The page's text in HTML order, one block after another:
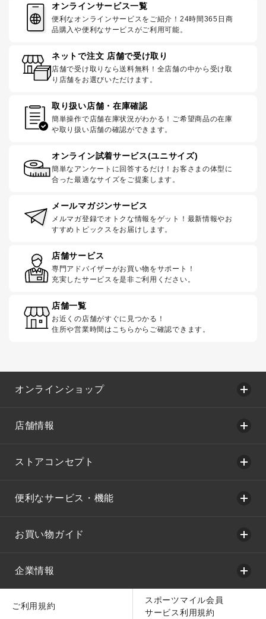
オンラインサービス一覧
便利なオンラインサービスをご紹介！24時間365日商
品購入や便利なサービスがご利用可能。
ネットで注文 店舗で受け取り
店舗で受け取りなら送料無料！全店舗の中から受け取
り店舗をお選びいただけます。
取り扱い店舗・在庫確認
簡単操作で店舗在庫状況がわかる！ご希望商品の在庫
や取り扱い店舗の確認ができます。
オンライン試着サービス(ユニサイズ)
簡単なアンケートに回答するだけ！お客さまの体型に
合った最適なサイズをご提案します。
メールマガジンサービス
メルマガ登録でオトクな情報をゲット！最新情報やお
すすめトピックスをお届けします。
店舗サービス
専門アドバイザーがお買い物をサポート！
充実したサービスを是非ご利用ください。
店舗一覧
お近くの店舗がすぐに見つかる！
住所や営業時間はこちらからご確認できます。
オンラインショップ
店舗情報
ストアコンセプト
便利なサービス・機能
お買い物ガイド
企業情報
ご利用規約
スポーツマイル会員
サービス利用規約